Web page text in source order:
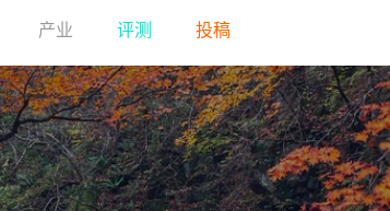
产业 评测 投稿